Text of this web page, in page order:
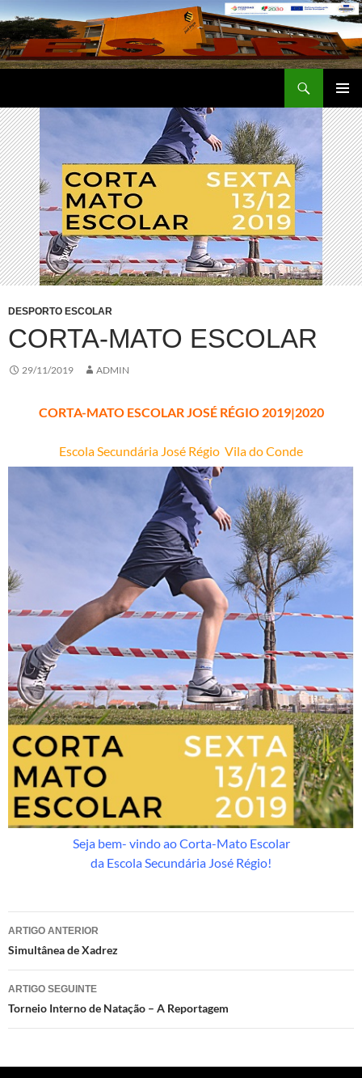
Saltar
para
o
conteúdo
MENU
DESPORTO ESCOLAR
CORTA-MATO ESCOLAR
29/11/2019 ADMIN
CORTA-MATO ESCOLAR JOSÉ RÉGIO 2019|2020
Escola Secundária José Régio Vila do Conde
Seja bem- vindo ao Corta-Mato Escolar
da Escola Secundária José Régio!
Navegação
de
artigos
ARTIGO ANTERIOR
Simultânea de Xadrez
ARTIGO SEGUINTE
Torneio Interno de Natação – A Reportagem